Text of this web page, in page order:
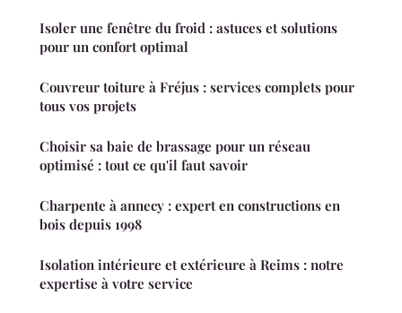
Isoler une fenêtre du froid : astuces et solutions
pour un confort optimal
Couvreur toiture à Fréjus : services complets pour
tous vos projets
Choisir sa baie de brassage pour un réseau
optimisé : tout ce qu'il faut savoir
Charpente à annecy : expert en constructions en
bois depuis 1998
Isolation intérieure et extérieure à Reims : notre
expertise à votre service